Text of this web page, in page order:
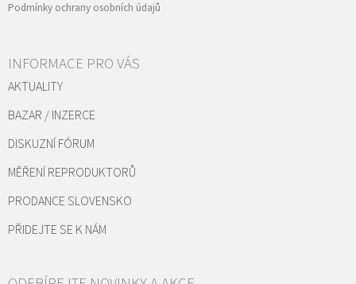
Podmínky ochrany osobních údajů
INFORMACE PRO VÁS
AKTUALITY
BAZAR / INZERCE
DISKUZNÍ FÓRUM
MĚŘENÍ REPRODUKTORŮ
PRODANCE SLOVENSKO
PŘIDEJTE SE K NÁM